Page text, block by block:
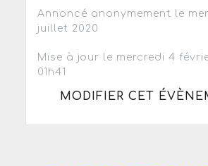
Annoncé anonymement le
juillet 2020
Mise à jour le mercredi 4
01h41
MODIFIER CET